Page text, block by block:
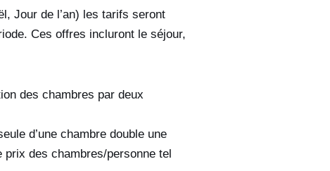
Jour de l’an) les tarifs seront
Ces offres incluront le séjour,
des chambres par deux
d’une chambre double une
prix des chambres/personne tel